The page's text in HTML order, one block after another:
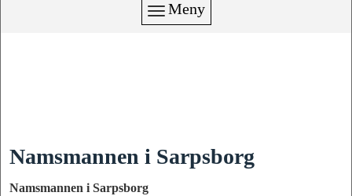
Meny
Namsmannen i Sarpsborg
Namsmannen i Sarpsborg